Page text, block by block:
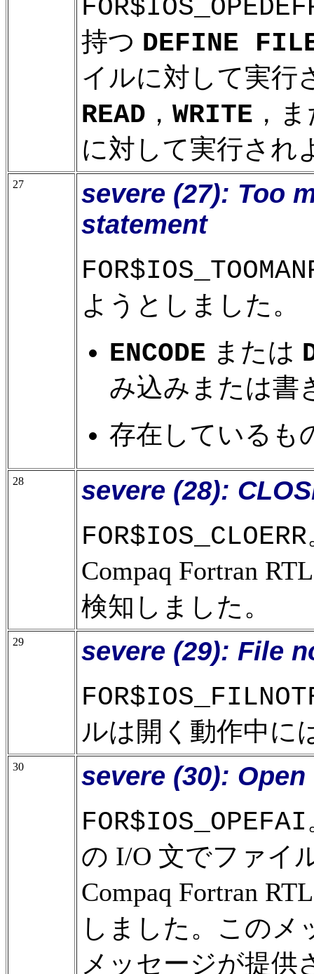
持つ DEFINE
イルに対して実行
READ ， WRITE ，
に対して実行され
27
severe (27): Too
statement
ようとしました。
ENCODE または
み込みまたは書
存在しているも
28 severe (28):
FOR$IOS_CLOERR
Compaq Fortran
検知しました。
29 severe (29): File
ルは開く動作中に
30 severe (30):
FOR$IOS_OPEFAI
の I/O 文でファイ
Compaq Fortran
しました。このメ
メッセージが提供